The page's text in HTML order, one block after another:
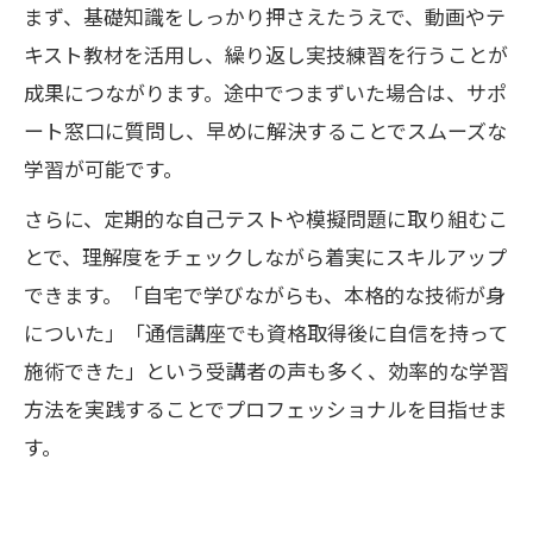
まず、基礎知識をしっかり押さえたうえで、動画やテ
キスト教材を活用し、繰り返し実技練習を行うことが
成果につながります。途中でつまずいた場合は、サポ
ート窓口に質問し、早めに解決することでスムーズな
学習が可能です。
さらに、定期的な自己テストや模擬問題に取り組むこ
とで、理解度をチェックしながら着実にスキルアップ
できます。「自宅で学びながらも、本格的な技術が身
についた」「通信講座でも資格取得後に自信を持って
施術できた」という受講者の声も多く、効率的な学習
方法を実践することでプロフェッショナルを目指せま
す。